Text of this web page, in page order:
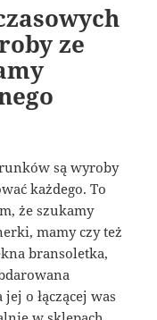
ze
są wyroby
każdego. To
że szukamy
mamy czy też
bransoletka,
o łączącej was